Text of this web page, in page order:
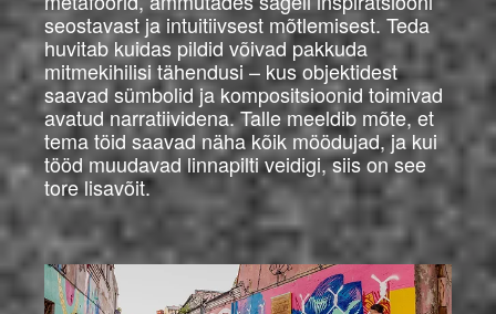
seostavast ja intuitiivsest mõtlemisest. Teda
huvitab kuidas pildid võivad pakkuda
mitmekihilisi tähendusi – kus objektidest
saavad sümbolid ja kompositsioonid toimivad
avatud narratiividena. Talle meeldib mõte, et
tema töid saavad näha kõik möödujad, ja kui
tööd muudavad linnapilti veidigi, siis on see
tore lisavõit.